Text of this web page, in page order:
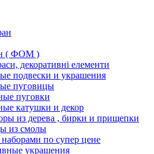
( ФОМ )
декоративні елементи
подвески и украшения
пуговицы
пуговки
катушки и декор
из дерева , бирки и прищепки
из смолы
по супер цене
украшения